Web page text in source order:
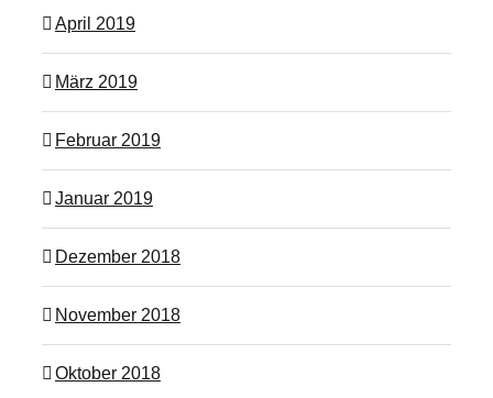
April 2019
März 2019
Februar 2019
Januar 2019
Dezember 2018
November 2018
Oktober 2018